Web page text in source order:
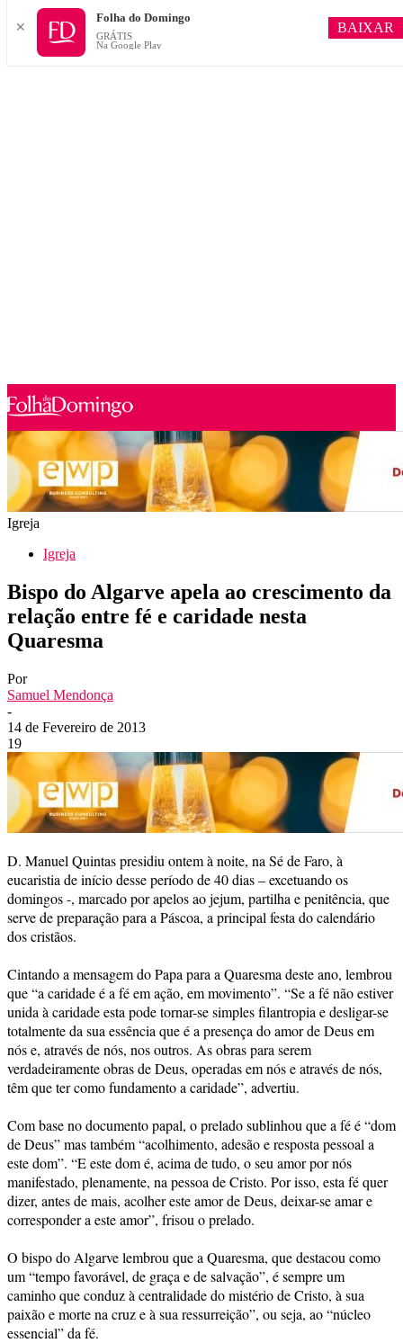
Igreja
Igreja
Bispo do Algarve apela ao crescimento da
relação entre fé e caridade nesta
Quaresma
Por
Samuel Mendonça
-
14 de Fevereiro de 2013
19
D. Manuel Quintas presidiu ontem à noite, na Sé de Faro, à
eucaristia de início desse período de 40 dias – excetuando os
domingos -, marcado por apelos ao jejum, partilha e penitência, que
serve de preparação para a Páscoa, a principal festa do calendário
dos cristãos.
Cintando a mensagem do Papa para a Quaresma deste ano, lembrou
que “a caridade é a fé em ação, em movimento”. “Se a fé não estiver
unida à caridade esta pode tornar-se simples filantropia e desligar-se
totalmente da sua essência que é a presença do amor de Deus em
nós e, através de nós, nos outros. As obras para serem
verdadeiramente obras de Deus, operadas em nós e através de nós,
têm que ter como fundamento a caridade”, advertiu.
Com base no documento papal, o prelado sublinhou que a fé é “dom
de Deus” mas também “acolhimento, adesão e resposta pessoal a
este dom”. “E este dom é, acima de tudo, o seu amor por nós
manifestado, plenamente, na pessoa de Cristo. Por isso, esta fé quer
dizer, antes de mais, acolher este amor de Deus, deixar-se amar e
corresponder a este amor”, frisou o prelado.
O bispo do Algarve lembrou que a Quaresma, que destacou como
um “tempo favorável, de graça e de salvação”, é sempre um
caminho que conduz à centralidade do mistério de Cristo, à sua
paixão e morte na cruz e à sua ressurreição”, ou seja, ao “núcleo
essencial” da fé.
✕
Folha do Domingo
GRÁTIS
Na Google Play
BAIXAR